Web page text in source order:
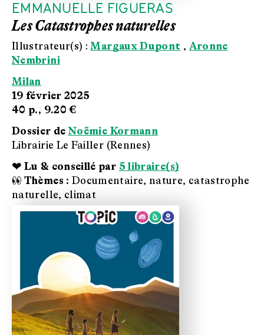
EMMANUELLE FIGUERAS
Les Catastrophes naturelles
Illustrateur(s) :Margaux Dupont , Aronne
Nembrini
Milan
19 février 2025
40 p., 9.20 €
Dossier de Noëmie Kormann
Librairie Le Failler (Rennes)
❤ Lu & conseillé par 5 libraire(s)
👀 Thèmes : Documentaire, nature, catastrophe
naturelle, climat